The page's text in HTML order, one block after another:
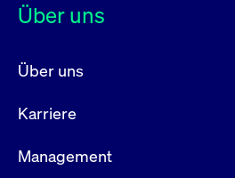
Über uns
Über uns
Karriere
Management